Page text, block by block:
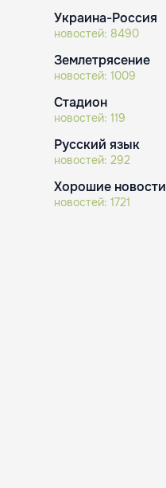
Украина-Россия
новостей: 8490
Землетрясение
новостей: 1009
Стадион
новостей: 119
Русский язык
новостей: 292
Хорошие новости
новостей: 1721